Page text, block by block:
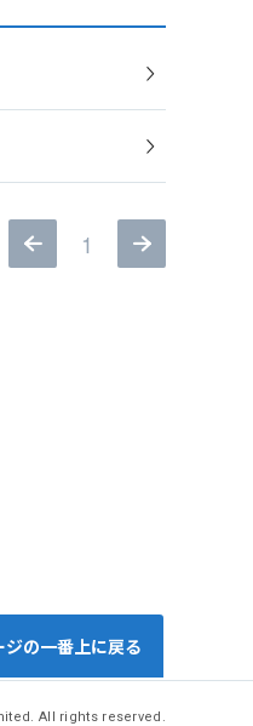
1
All rights reserved.
ジの一番上に戻る